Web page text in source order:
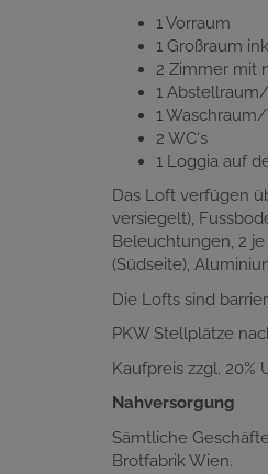
1 Vorraum
1 Großraum
2 Zimmer mit
1
1
2 WC's
1 Loggia auf
Das Loft verfügen
versiegelt),
Beleuchtungen, 2 je
(Südseite),
Die Lofts sind
PKW Stellplätze
Kaufpreis zzgl. 20%
Nahversorgung
Sämtliche
Brotfabrik Wien.